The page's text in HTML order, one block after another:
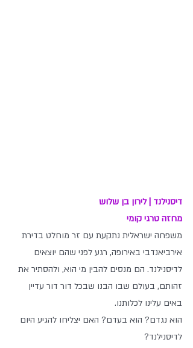
דיסנילנד | לירון בן שלוש
מחזה טרגי קומי
משפחה ישראלית נתקעת עם זר מוחלט בדירת
אירביאנדבי באירופה, רגע לפני שהם יוצאים
לדיסנילנד. הם מנסים להבין מי הוא, ולהסתיר את
זהותם, בעולם שבו הבנו שבכל דור דור עדיין
באים עלינו לכלותנו.
הוא נגדם? הוא בעדם? האם יצליחו להגיע היום
לדיסנילנד?